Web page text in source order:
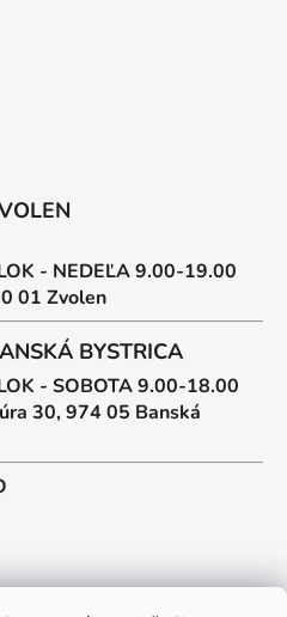
- NEDEĽA 9.00-19.00
01 Zvolen
BYSTRICA
- SOBOTA 9.00-18.00
30, 974 05 Banská